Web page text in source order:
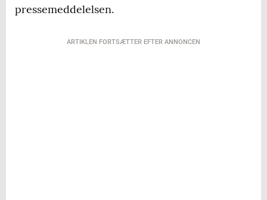
pressemeddelelsen.
ARTIKLEN FORTSÆTTER EFTER ANNONCEN